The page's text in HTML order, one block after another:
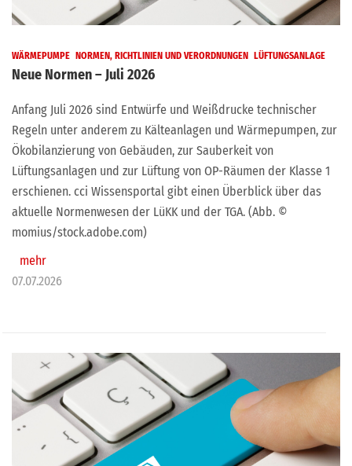
WÄRMEPUMPE NORMEN, RICHTLINIEN UND VERORDNUNGEN LÜFTUNGSANLAGE
Neue Normen – Juli 2026
Anfang Juli 2026 sind Entwürfe und Weißdrucke technischer
Regeln unter anderem zu Kälteanlagen und Wärmepumpen, zur
Ökobilanzierung von Gebäuden, zur Sauberkeit von
Lüftungsanlagen und zur Lüftung von OP-Räumen der Klasse 1
erschienen. cci Wissensportal gibt einen Überblick über das
aktuelle Normenwesen der LüKK und der TGA. (Abb. ©
momius/stock.adobe.com)
mehr
07.07.2026